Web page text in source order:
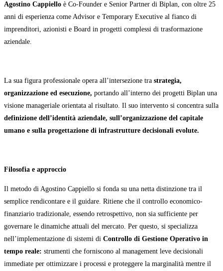
Agostino Cappiello è Co-Founder e Senior Partner di Biplan, con oltre 25
anni di esperienza come Advisor e Temporary Executive al fianco di
imprenditori, azionisti e Board in progetti complessi di trasformazione
aziendale.
La sua figura professionale opera all’intersezione tra strategia,
organizzazione ed esecuzione, portando all’interno dei progetti Biplan una
visione manageriale orientata al risultato. Il suo intervento si concentra sulla
definizione dell’identità aziendale, sull’organizzazione del capitale
umano e sulla progettazione di infrastrutture decisionali evolute.
Filosofia e approccio
Il metodo di Agostino Cappiello si fonda su una netta distinzione tra il
semplice rendicontare e il guidare. Ritiene che il controllo economico-
finanziario tradizionale, essendo retrospettivo, non sia sufficiente per
governare le dinamiche attuali del mercato. Per questo, si specializza
nell’implementazione di sistemi di Controllo di Gestione Operativo in
tempo reale: strumenti che forniscono al management leve decisionali
immediate per ottimizzare i processi e proteggere la marginalità mentre il